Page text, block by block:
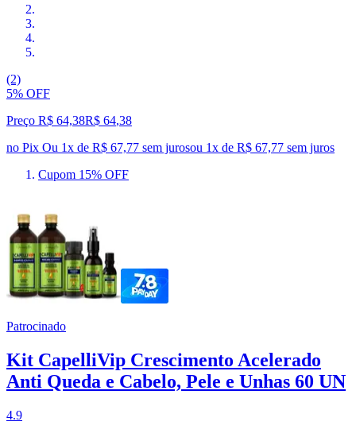
(2)
5% OFF
Preço R$ 64,38R$ 64,38
no Pix Ou 1x de R$ 67,77 sem jurosou 1x de R$ 67,77 sem juros
Cupom 15% OFF
Patrocinado
Kit CapelliVip Crescimento Acelerado
Anti Queda e Cabelo, Pele e Unhas 60 UN
4.9